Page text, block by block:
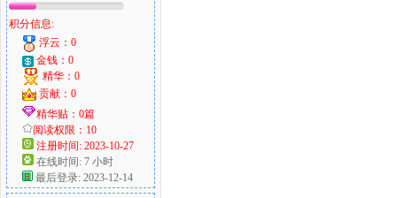
积分信息:
浮云：0
金钱：0
精华：0
贡献：0
精华贴：0篇
阅读权限：10
注册时间: 2023-10-27
在线时间: 7 小时
最后登录: 2023-12-14